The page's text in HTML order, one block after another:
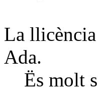
La
Ada.
Ës molt